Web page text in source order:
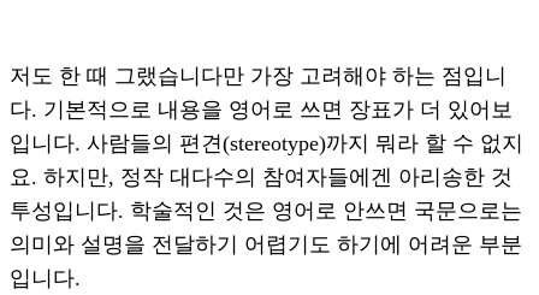
저도 한 때 그랬습니다만 가장 고려해야 하는 점입니
다. 기본적으로 내용을 영어로 쓰면 장표가 더 있어보
입니다. 사람들의 편견(stereotype)까지 뭐라 할 수 없지
요. 하지만, 정작 대다수의 참여자들에겐 아리송한 것
투성입니다. 학술적인 것은 영어로 안쓰면 국문으로는
의미와 설명을 전달하기 어렵기도 하기에 어려운 부분
입니다.